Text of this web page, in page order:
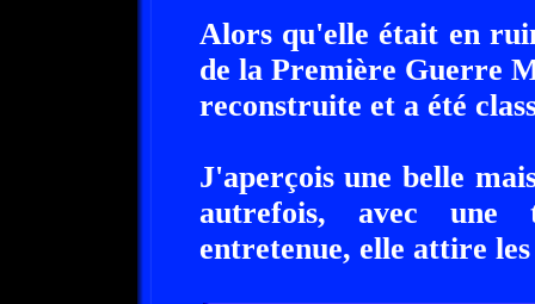
Alors qu'elle était en
de la Première Guerre
reconstruite et a été
J'aperçois une belle
autrefois, avec une
entretenue, elle attire